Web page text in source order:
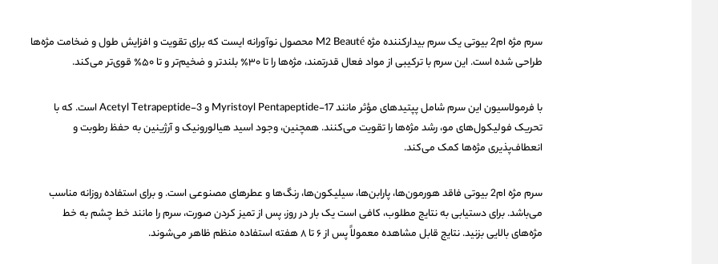
سرم مژه ام2 بیوتی یک سرم بیدارکننده مژه M2 Beauté محصول نوآورانه ایست که برای تقویت و افزایش طول و ضخامت مژه‌ها
طراحی شده است. این سرم با ترکیبی از مواد فعال قدرتمند، مژه‌ها را تا ۳۰٪ بلندتر و ضخیم‌تر و تا ۵۰٪ قوی‌تر می‌کند.
با فرمولاسیون این سرم شامل پپتیدهای مؤثر مانند Myristoyl Pentapeptide-17 و Acetyl Tetrapeptide-3 است. که با
تحریک فولیکول‌های مو، رشد مژه‌ها را تقویت می‌کنند. همچنین، وجود اسید هیالورونیک و آرژینین به حفظ رطوبت و
انعطاف‌پذیری مژه‌ها کمک می‌کند.
سرم مژه ام2 بیوتی فاقد هورمون‌ها، پارابن‌ها، سیلیکون‌ها، رنگ‌ها و عطرهای مصنوعی است. و برای استفاده روزانه مناسب
می‌باشد. برای دستیابی به نتایج مطلوب، کافی است یک بار در روز، پس از تمیز کردن صورت، سرم را مانند خط چشم به خط
مژه‌های بالایی بزنید. نتایج قابل مشاهده معمولاً پس از ۶ تا ۸ هفته استفاده منظم ظاهر می‌شوند.